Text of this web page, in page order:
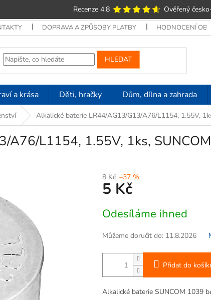
Recenze 4.8 Ověřený
DOPRAVA A ZPŮSOBY PLATBY HODNOCENÍ
HLEDAT
a krása Děti, hračky Dům, dílna a zahrada
Alkalické baterie LR44/AG13/G13/A76/L1154, 1.55V,
A76/L1154, 1.55V, 1ks,
8 Kč –37 %
5 Kč
cena:
Odesíláme ihned
Můžeme doručit do: 11.8.2026
Přidat do
Alkalické baterie SUNCOM 1039